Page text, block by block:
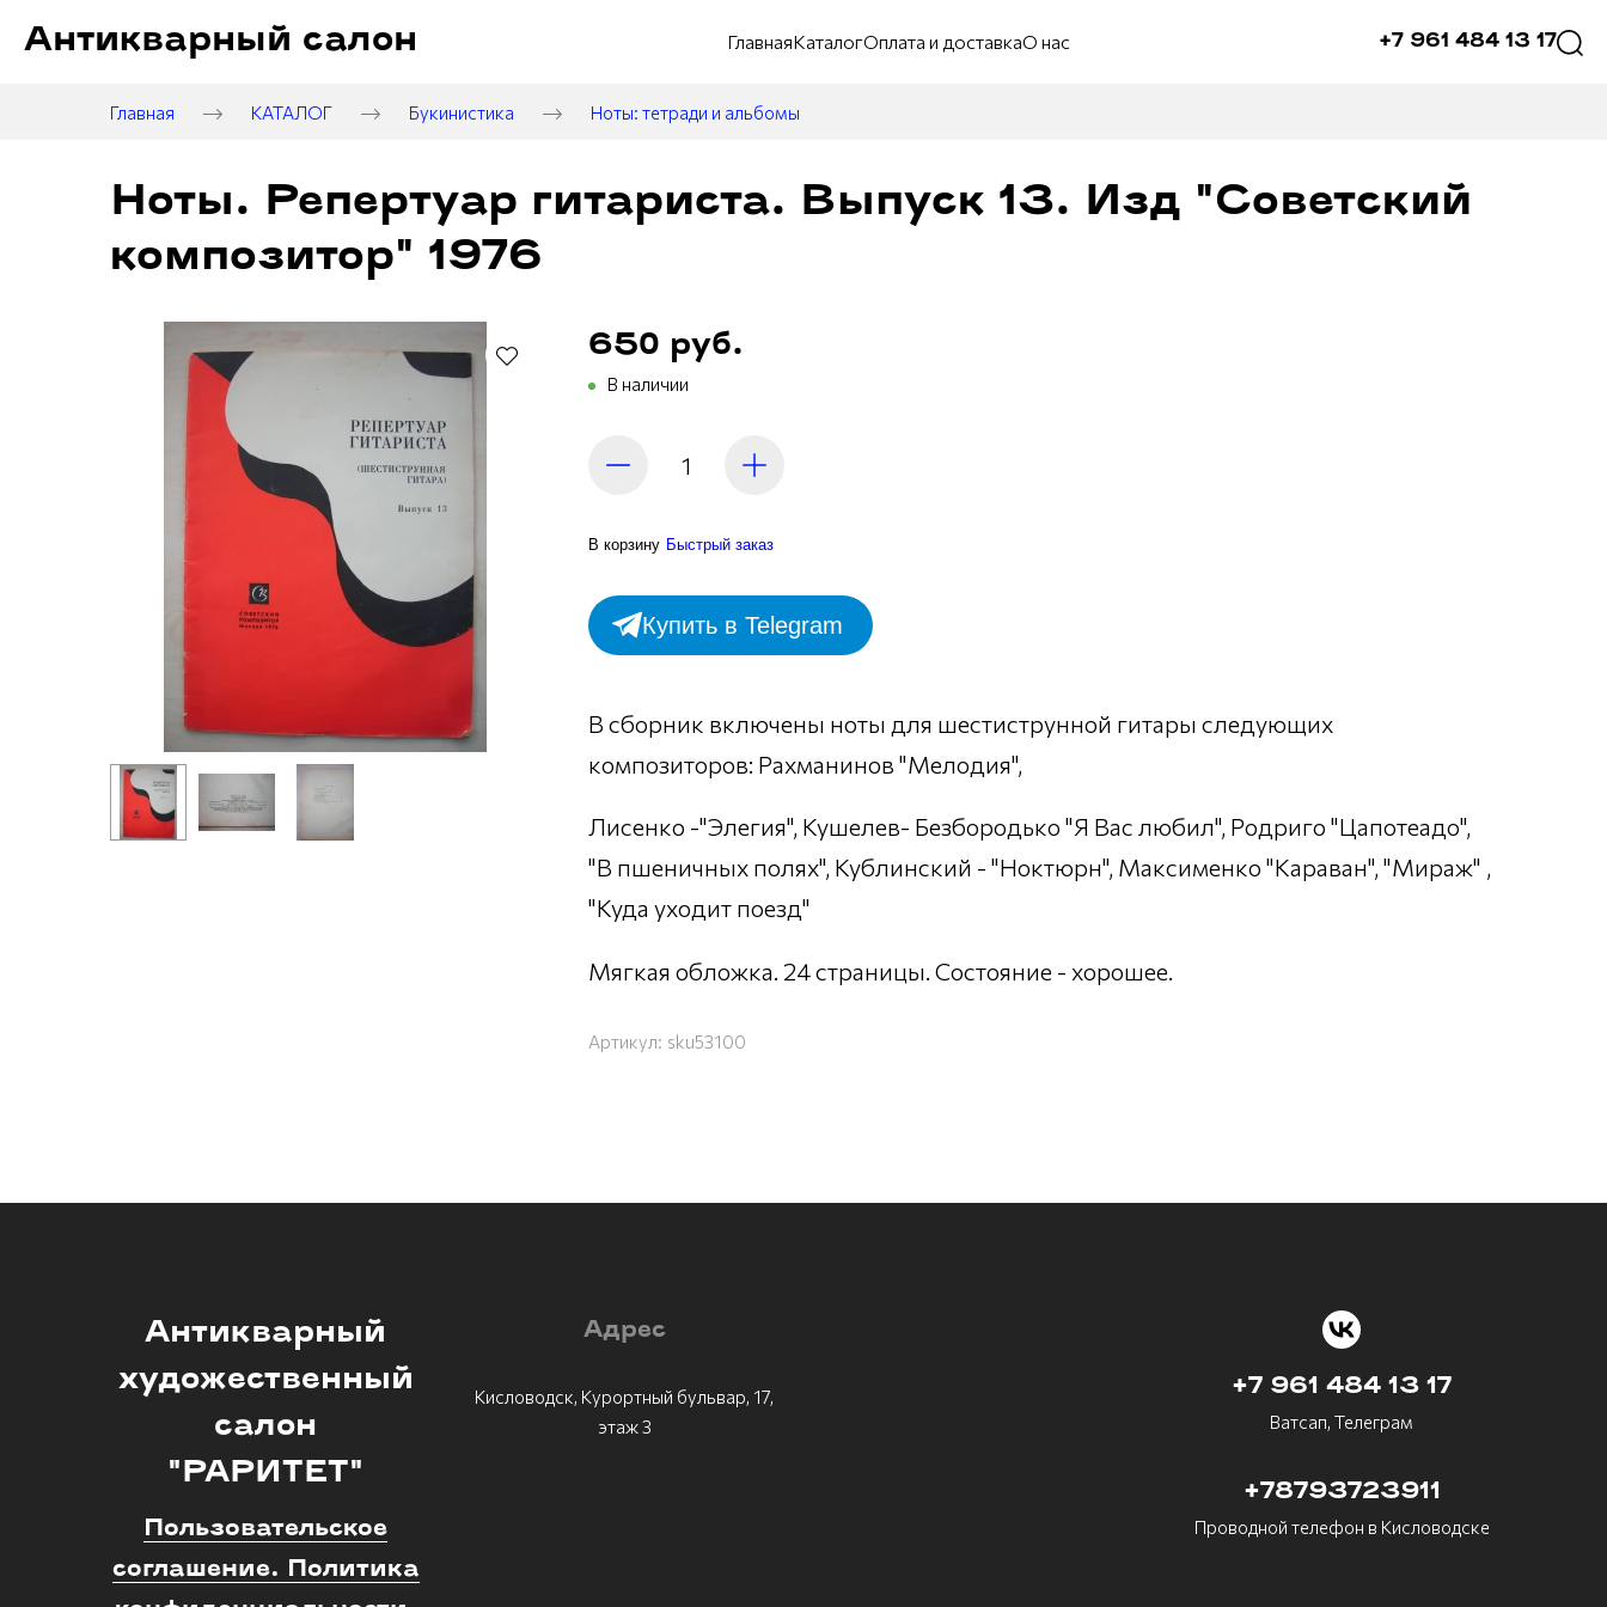
Антикварный салон ГлавнаяКаталогОплата и доставкаО нас +7 961 484 13 17
Главная КАТАЛОГ Букинистика Ноты: тетради и альбомы
Ноты. Репертуар гитариста. Выпуск 13. Изд "Советский
композитор" 1976
650 руб.
В наличии
В корзину Быстрый заказ
Купить в Telegram
В сборник включены ноты для шестиструнной гитары следующих
композиторов: Рахманинов "Мелодия",
Лисенко -"Элегия", Кушелев- Безбородько "Я Вас любил", Родриго "Цапотеадо",
"В пшеничных полях", Кублинский - "Ноктюрн", Максименко "Караван", "Мираж" ,
"Куда уходит поезд"
Мягкая обложка. 24 страницы. Состояние - хорошее.
Артикул: sku53100
Антикварный
художественный
салон
"РАРИТЕТ"
Пользовательское
соглашение. Политика
Адрес
Кисловодск, Курортный бульвар, 17,
этаж 3
+7 961 484 13 17
Ватсап, Телеграм
+78793723911
Проводной телефон в Кисловодске